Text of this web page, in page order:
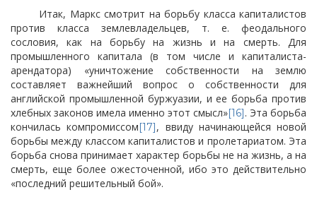
Итак, Маркс смотрит на борьбу класса капиталистов
против класса землевладельцев, т. е. феодального
сословия, как на борьбу на жизнь и на смерть. Для
промышленного капитала (в том числе и капиталиста-
арендатора) «уничтожение собственности на землю
составляет важнейший вопрос о собственности для
английской промышленной буржуазии, и ее борьба против
хлебных законов имела именно этот смысл»[16]. Эта борьба
кончилась компромиссом[17], ввиду начинающейся новой
борьбы между классом капиталистов и пролетариатом. Эта
борьба снова принимает характер борьбы не на жизнь, а на
смерть, еще более ожесточенной, ибо это действительно
«последний решительный бой».